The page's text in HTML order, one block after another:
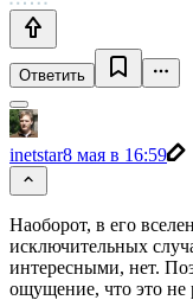
Ответить
inetstar8 мая в 16:59
Наоборот, в его
исключительных
интересными, нет.
ощущение, что это не